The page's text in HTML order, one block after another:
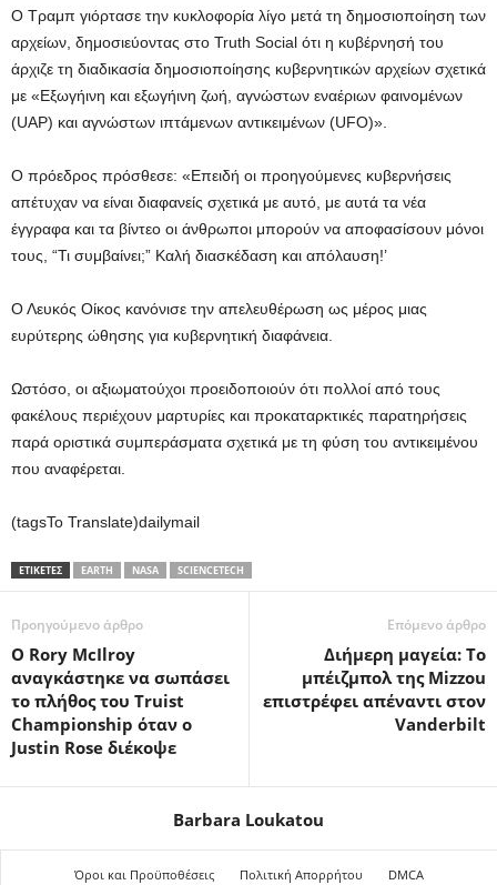
Ο Τραμπ γιόρτασε την κυκλοφορία λίγο μετά τη δημοσιοποίηση των
αρχείων, δημοσιεύοντας στο Truth Social ότι η κυβέρνησή του
άρχιζε τη διαδικασία δημοσιοποίησης κυβερνητικών αρχείων σχετικά
με «Εξωγήινη και εξωγήινη ζωή, αγνώστων εναέριων φαινομένων
(UAP) και αγνώστων ιπτάμενων αντικειμένων (UFO)».
Ο πρόεδρος πρόσθεσε: «Επειδή οι προηγούμενες κυβερνήσεις
απέτυχαν να είναι διαφανείς σχετικά με αυτό, με αυτά τα νέα
έγγραφα και τα βίντεο οι άνθρωποι μπορούν να αποφασίσουν μόνοι
τους, “Τι συμβαίνει;” Καλή διασκέδαση και απόλαυση!’
Ο Λευκός Οίκος κανόνισε την απελευθέρωση ως μέρος μιας
ευρύτερης ώθησης για κυβερνητική διαφάνεια.
Ωστόσο, οι αξιωματούχοι προειδοποιούν ότι πολλοί από τους
φακέλους περιέχουν μαρτυρίες και προκαταρκτικές παρατηρήσεις
παρά οριστικά συμπεράσματα σχετικά με τη φύση του αντικειμένου
που αναφέρεται.
(tagsTo Translate)dailymail
ΕΤΙΚΕΤΕΣ EARTH NASA SCIENCETECH
Προηγούμενο άρθρο
Ο Rory McIlroy
αναγκάστηκε να σωπάσει
το πλήθος του Truist
Championship όταν ο
Justin Rose διέκοψε
Επόμενο άρθρο
Διήμερη μαγεία: Το
μπέιζμπολ της Mizzou
επιστρέφει απέναντι στον
Vanderbilt
Barbara Loukatou
Όροι και Προϋποθέσεις Πολιτική Απορρήτου DMCA